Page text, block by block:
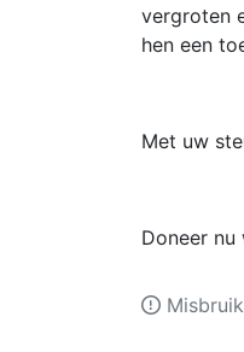
vergroten
hen een
Met uw
Doneer